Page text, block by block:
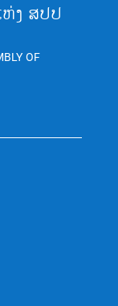
ງ ສປປ
OF